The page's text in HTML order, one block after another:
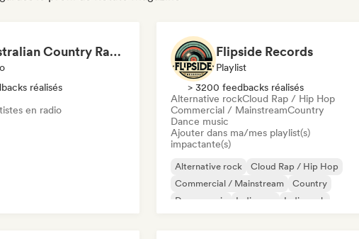
Australian Country Radio
réalisés
en radio
Flipside Records
Playlist
> 3200 feedbacks réalisés
Alternative rockCloud Rap / Hip Hop
Commercial / MainstreamCountry
Dance music
Ajouter dans ma/mes playlist(s)
impactante(s)
Alternative rock
Cloud Rap / Hip Hop
Commercial / Mainstream
Country
Dance music
Indie pop
Indie rock